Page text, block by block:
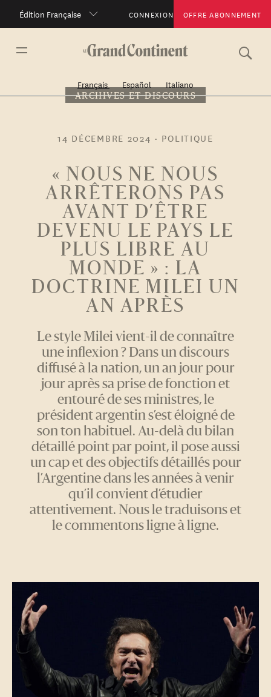
Édition Française CONNEXION OFFRE ABONNEMENT
Français Español Italiano
ARCHIVES ET DISCOURS
14 DÉCEMBRE 2024 • POLITIQUE
« NOUS NE NOUS
ARRÊTERONS PAS
AVANT D’ÊTRE
DEVENU LE PAYS LE
PLUS LIBRE AU
MONDE » : LA
DOCTRINE MILEI UN
AN APRÈS
Le style Milei vient-il de connaître
une inflexion ? Dans un discours
diffusé à la nation, un an jour pour
jour après sa prise de fonction et
entouré de ses ministres, le
président argentin s’est éloigné de
son ton habituel. Au-delà du bilan
détaillé point par point, il pose aussi
un cap et des objectifs détaillés pour
l’Argentine dans les années à venir
qu’il convient d’étudier
attentivement. Nous le traduisons et
le commentons ligne à ligne.